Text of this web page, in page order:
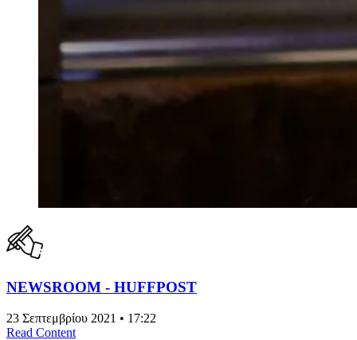
NEWSROOM - HUFFPOST
23 Σεπτεμβρίου 2021 • 17:22
Read Content